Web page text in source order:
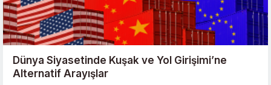
Dünya Siyasetinde Kuşak ve Yol Girişimi’ne
Alternatif Arayışlar